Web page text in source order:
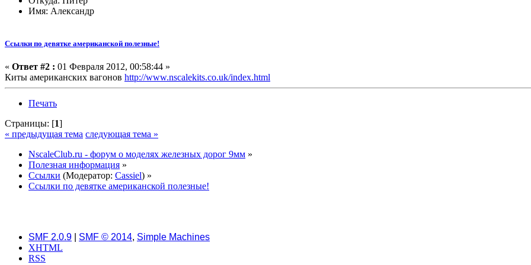
Имя: Александр
Ссылки по девятке американской полезные!
« Ответ #2 : 01 Февраля 2012, 00:58:44 »
Киты американских вагонов http://www.nscalekits.co.uk/index.html
Печать
Страницы: [1]
« предыдущая тема следующая тема »
NscaleClub.ru - форум о моделях железных дорог 9мм »
Полезная информация »
Ссылки (Модератор: Cassiel) »
Ссылки по девятке американской полезные!
SMF 2.0.9 SMF © 2014, Simple Machines
XHTML
RSS